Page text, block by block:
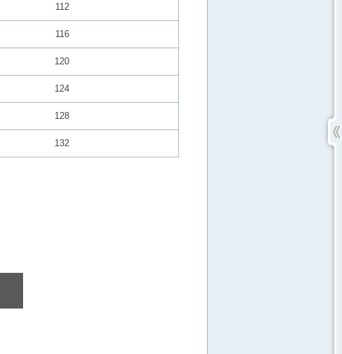
112
116
120
124
128
132